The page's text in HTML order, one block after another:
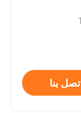
اتصل بنا